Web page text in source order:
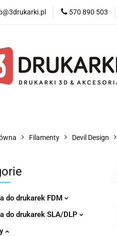
570 890 503
Blog
Filamenty Devil Design
do drukarek FDM
do drukarek SLA/DLP